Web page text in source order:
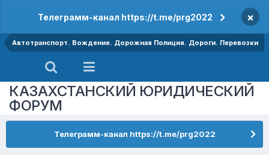
Телеграмм-канал https://t.me/prg2022 ×
Автотранспорт. Вождение. Дорожная Полиция. Дороги. Перевозки
КАЗАХСТАНСКИЙ ЮРИДИЧЕСКИЙ
ФОРУМ
Телеграмм-канал https://t.me/prg2022